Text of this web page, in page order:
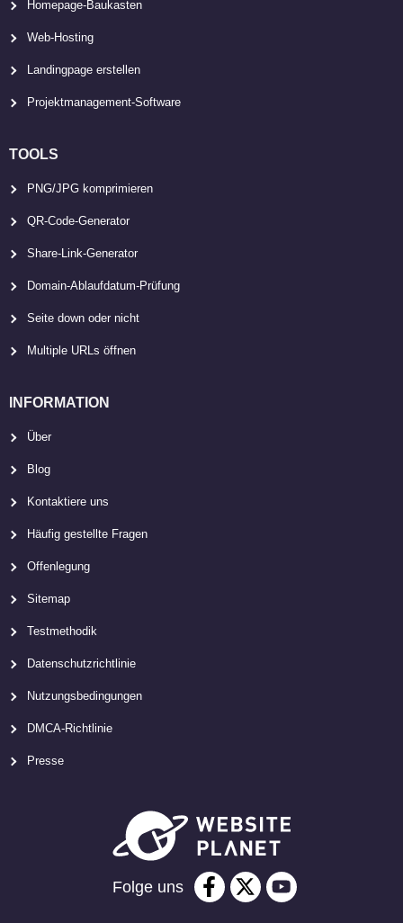
Homepage-Baukasten
Web-Hosting
Landingpage erstellen
Projektmanagement-Software
TOOLS
PNG/JPG komprimieren
QR-Code-Generator
Share-Link-Generator
Domain-Ablaufdatum-Prüfung
Seite down oder nicht
Multiple URLs öffnen
INFORMATION
Über
Blog
Kontaktiere uns
Häufig gestellte Fragen
Offenlegung
Sitemap
Testmethodik
Datenschutzrichtlinie
Nutzungsbedingungen
DMCA-Richtlinie
Presse
Folge uns